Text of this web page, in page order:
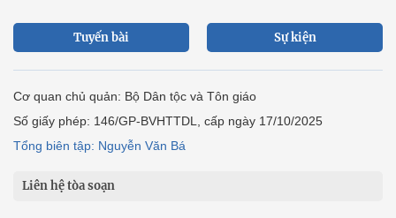
Tuyến bài Sự kiện
Cơ quan chủ quản: Bộ Dân tộc và Tôn giáo
Số giấy phép: 146/GP-BVHTTDL, cấp ngày 17/10/2025
Tổng biên tập: Nguyễn Văn Bá
Liên hệ tòa soạn